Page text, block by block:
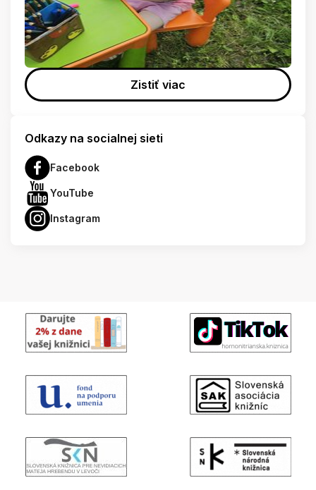
Zistiť viac
Odkazy na socialnej sieti
Facebook
YouTube
Instagram